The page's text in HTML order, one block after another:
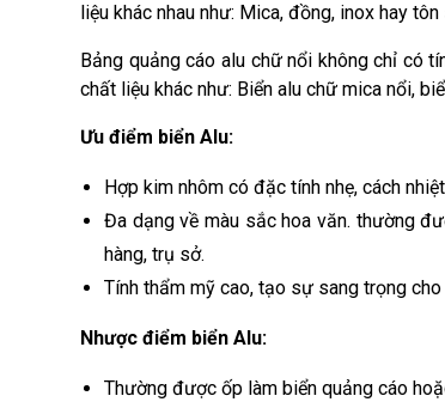
liệu khác nhau như: Mica, đồng, inox hay
Bảng quảng cáo alu chữ nổi không chỉ có
chất liệu khác như: Biển alu chữ mica nổi,
Ưu điểm biển Alu:
Hợp kim nhôm có đặc tính nhẹ, cách
Đa dạng về màu sắc hoa văn. thường
hàng, trụ sở.
Tính thẩm mỹ cao, tạo sự sang trọng cho
Nhược điểm biển Alu:
Thường được ốp làm biển quảng cáo